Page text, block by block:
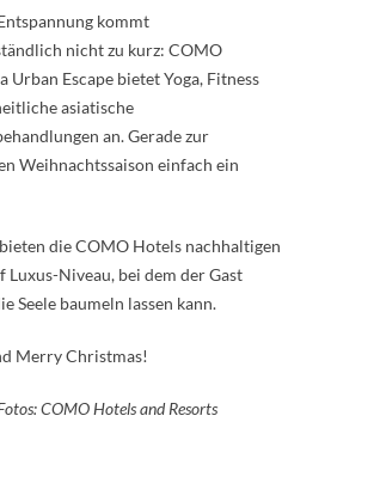
kommt
nicht zu kurz: COMO
Urban Escape bietet Yoga, Fitness
asiatische
an. Gerade zur
Weihnachtssaison einfach ein
die COMO Hotels nachhaltigen
Luxus-Niveau, bei dem der Gast
Seele baumeln lassen kann.
Merry Christmas!
COMO Hotels and Resorts